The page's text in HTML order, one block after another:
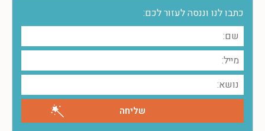
כתבו לנו וננסה לעזור לכם: